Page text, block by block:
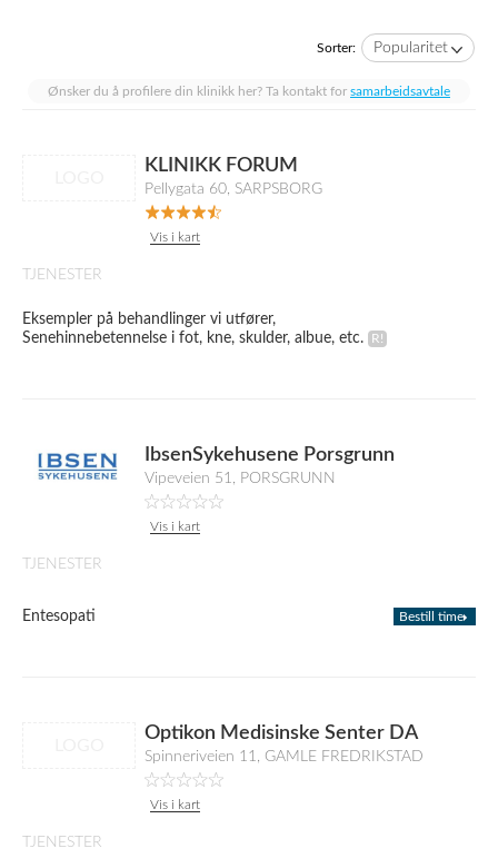
Sorter: Popularitet
Ønsker du å profilere din klinikk her? Ta kontakt for samarbeidsavtale
KLINIKK FORUM
Pellygata 60, SARPSBORG
Vis i kart
TJENESTER
Eksempler på behandlinger vi utfører,
Senehinnebetennelse i fot, kne, skulder, albue, etc.
IbsenSykehusene Porsgrunn
Vipeveien 51, PORSGRUNN
Vis i kart
TJENESTER
Entesopati Bestill time
Optikon Medisinske Senter DA
Spinneriveien 11, GAMLE FREDRIKSTAD
Vis i kart
TJENESTER